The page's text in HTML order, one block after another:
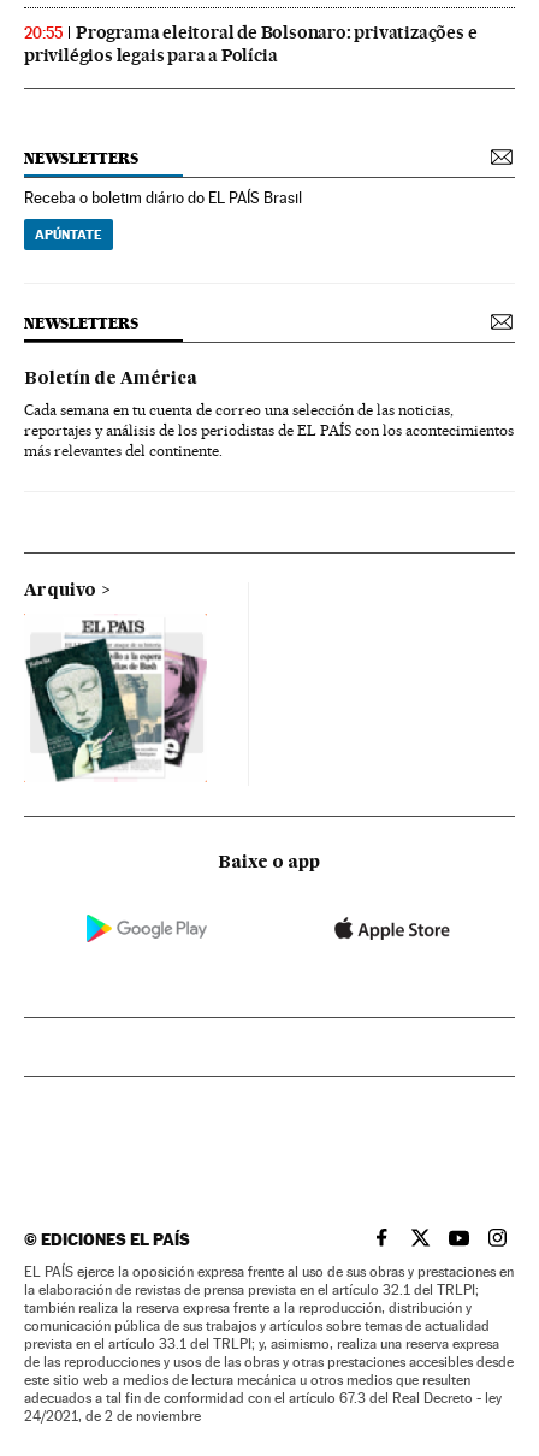
20:55
Programa eleitoral de Bolsonaro: privatizações e
privilégios legais para a Polícia
NEWSLETTERS
Receba o boletim diário do EL PAÍS Brasil
APÚNTATE
NEWSLETTERS
Boletín de América
Cada semana en tu cuenta de correo una selección de las noticias,
reportajes y análisis de los periodistas de EL PAÍS con los acontecimientos
más relevantes del continente.
Arquivo
Baixe o app
©EDICIONES EL PAÍS EL PAÍS BRASIL EN
EL PAÍSEL PAÍS
EL
EL PAÍS ejerce la oposición expresa frente al uso de sus obras y prestaciones en
la elaboración de revistas de prensa prevista en el artículo 32.1 del TRLPI;
también realiza la reserva expresa frente a la reproducción, distribución y
comunicación pública de sus trabajos y artículos sobre temas de actualidad
prevista en el artículo 33.1 del TRLPI; y, asimismo, realiza una reserva expresa
de las reproducciones y usos de las obras y otras prestaciones accesibles desde
este sitio web a medios de lectura mecánica u otros medios que resulten
adecuados a tal fin de conformidad con el artículo 67.3 del Real Decreto - ley
24/2021, de 2 de noviembre